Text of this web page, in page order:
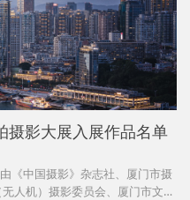
影大展入展作品名单
《中国摄影》杂志社、厦门市摄
人机）摄影委员会、厦门市文学